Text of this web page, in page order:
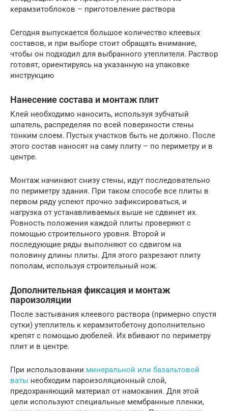
керамзитоблоков – приготовление раствора
Сегодня выпускается большое количество клеевых
составов, и при выборе стоит обращать внимание,
чтобы он подходил для выбранного утеплителя. Раствор
готовят, ориентируясь на указанную на упаковке
инструкцию
Нанесение состава и монтаж плит
Клей необходимо наносить, используя зубчатый
шпатель, распределяя по всей поверхности стены
тонким слоем. Пустых участков быть не должно. После
этого состав наносят на саму плиту – по периметру и в
центре.
Монтаж начинают снизу стены, идут последовательно
по периметру здания. При таком способе все плиты в
первом ряду успеют прочно зафиксироваться, и
нагрузка от устанавливаемых выше не сдвинет их.
Ровность положения каждой плиты проверяют с
помощью строительного уровня. Второй и
последующие ряды выполняют со сдвигом на
половину длины плиты. Для этого разрезают плиту
пополам, используя строительный нож.
Дополнительная фиксация и монтаж
пароизоляции
После застывания клеевого раствора (примерно спустя
сутки) утеплитель к керамзитобетону дополнительно
крепят с помощью дюбелей. Их вбивают по периметру
плит и в центре.
При использовании минеральной или базальтовой
ваты необходим пароизоляционный слой,
предохраняющий материал от намокания. Для этой
цели используют специальные мембранные пленки,